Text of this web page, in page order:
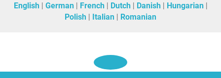
English
German French Dutch Danish
Hungarian
Polish
Italian Romanian